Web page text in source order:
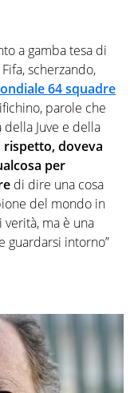
a gamba tesa di
scherzando,
64 squadre
parole che
Juve e della
rispetto, doveva
per
di dire una cosa
del mondo in
verità, ma è una
guardarsi intorno”